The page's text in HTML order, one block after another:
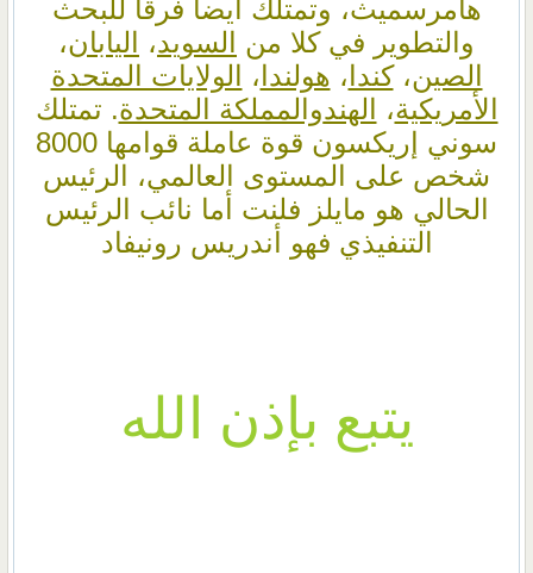
هامرسميث، وتمتلك أيضاً فرقاً للبحث
والتطوير في كلا من
السويد، اليابان،
الصين،كندا ، هولندا ،
الولايات المتحدة
الأمريكية، الهندوالمملكة المتحدة. تمتلك
سوني إريكسون قوة عاملة قوامها 8000
شخص على المستوى العالمي، الرئيس
الحالي هو مايلز فلنت أما نائب الرئيس
التنفيذي فهو أندريس رونيفاد
يتبع بإذن الله